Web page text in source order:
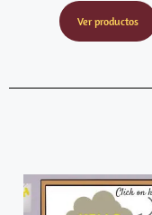
Ver productos